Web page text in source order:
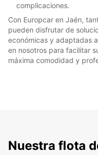
complicaciones.
Con Europcar en Jaén,
pueden disfrutar de
económicas y adaptadas
en nosotros para facilitar
máxima comodidad y
Nuestra flota